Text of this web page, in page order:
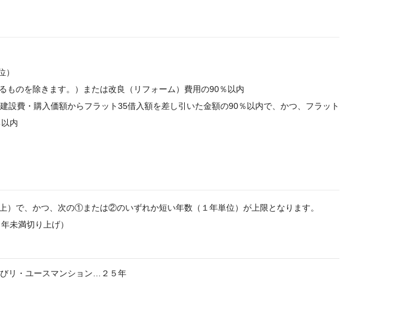
のを除きます。）または改良（リフォーム）費用の90％以内
設費・購入価額からフラット35借入額を差し引いた金額の90％以内で、かつ、フラット
内
）で、かつ、次の①または②のいずれか短い年数（１年単位）が上限となります。
未満切り上げ）
リ・ユースマンション…２５年